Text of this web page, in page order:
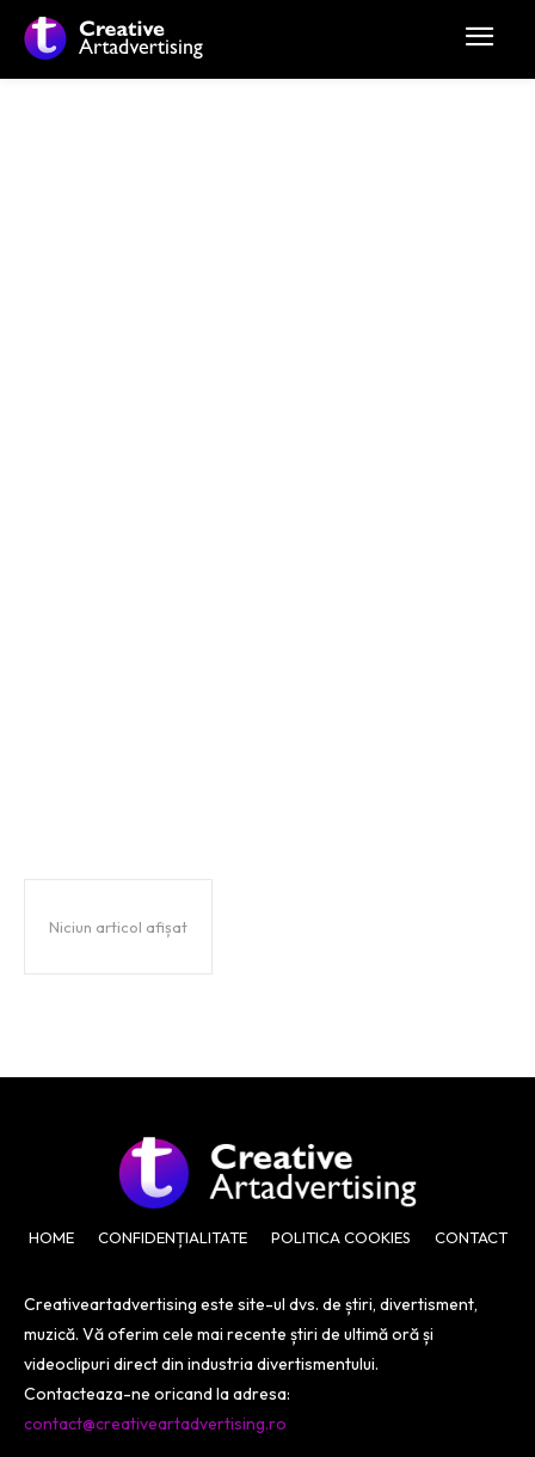
Niciun articol afișat
HOME CONFIDENȚIALITATE POLITICA COOKIES CONTACT
Creativeartadvertising este site-ul dvs. de știri, divertisment,
muzică. Vă oferim cele mai recente știri de ultimă oră și
videoclipuri direct din industria divertismentului.
Contacteaza-ne oricand la adresa:
contact@creativeartadvertising.ro